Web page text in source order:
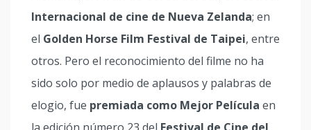
Internacional de cine de Nueva Zelanda; en
el Golden Horse Film Festival de Taipei, entre
otros. Pero el reconocimiento del filme no ha
sido solo por medio de aplausos y palabras de
elogio, fue premiada como Mejor Película en